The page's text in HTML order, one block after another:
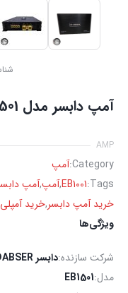
آمپ دابسر مدل EB1501
AMP
Category:آمپ
Tags:
EB1001
,آمپ,آمپ
خرید آمپ دابسر,خرید
ویژگی‌ها
شرکت سازنده:دابسر DABSER
مدل:EB1501